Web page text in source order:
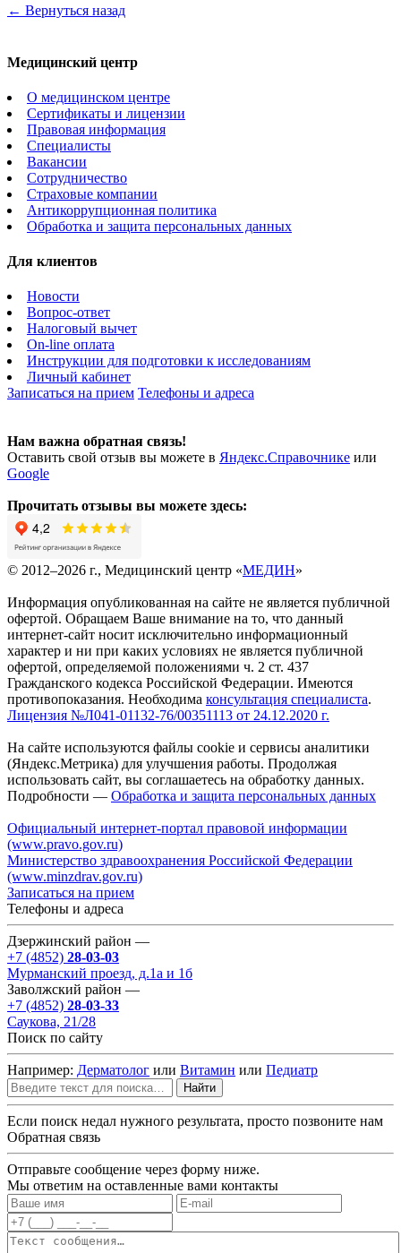
← Вернуться назад
Медицинский центр
О медицинском центре
Сертификаты и лицензии
Правовая информация
Специалисты
Вакансии
Сотрудничество
Страховые компании
Антикоррупционная политика
Обработка и защита персональных данных
Для клиентов
Новости
Вопрос-ответ
Налоговый вычет
On-line оплата
Инструкции для подготовки к исследованиям
Личный кабинет
Записаться на прием Телефоны и адреса
Нам важна обратная связь!
Оставить свой отзыв вы можете в Яндекс.Справочнике или
Google
Прочитать отзывы вы можете здесь:
© 2012–2026 г., Медицинский центр «МЕДИН»
Информация опубликованная на сайте не является публичной
офертой. Обращаем Ваше внимание на то, что данный
интернет-сайт носит исключительно информационный
характер и ни при каких условиях не является публичной
офертой, определяемой положениями ч. 2 ст. 437
Гражданского кодекса Российской Федерации. Имеются
противопоказания. Необходима консультация специалиста.
Лицензия №Л041-01132-76/00351113 от 24.12.2020 г.
На сайте используются файлы cookie и сервисы аналитики
(Яндекс.Метрика) для улучшения работы. Продолжая
использовать сайт, вы соглашаетесь на обработку данных.
Подробности — Обработка и защита персональных данных
Официальный интернет-портал правовой информации
(www.pravo.gov.ru)
Министерство здравоохранения Российской Федерации
(www.minzdrav.gov.ru)
Записаться на прием
Телефоны и адреса
Дзержинский район —
+7 (4852) 28-03-03
Мурманский проезд, д.1а и 1б
Заволжский район —
+7 (4852) 28-03-33
Саукова, 21/28
Поиск по сайту
Например: Дерматолог или Витамин или Педиатр
Найти
Если поиск недал нужного результата, просто позвоните нам
Обратная связь
Отправьте сообщение через форму ниже.
Мы ответим на оставленные вами контакты